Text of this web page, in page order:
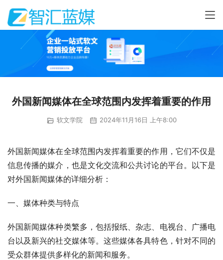
外国新闻媒体在全球范围内发挥着重要的作用
软文学院 2024年11月16日 上午8:00
外国新闻媒体在全球范围内发挥着重要的作用，它们不仅是
信息传播的媒介，也是文化交流和公共讨论的平台。以下是
对外国新闻媒体的详细分析：
一、媒体种类与特点
外国新闻媒体种类繁多，包括报纸、杂志、电视台、广播电
台以及新兴的社交媒体等。这些媒体各具特色，针对不同的
受众群体提供多样化的新闻和服务。